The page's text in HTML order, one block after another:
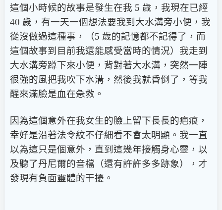
這個小時候的故事是發生在我 5 歲，我現在已經
40 歲，有一天一個想法要我到大水溝旁小便，我
從沒做過這種事，（5 歲的記憶都不記得了，而
這個故事到目前我還能感受當時的情況）我走到
大水溝旁蹲下來小便，背對著大水溝，突然一陣
很強的風把我吹下水溝，然後我就昏倒了，等我
醒來滿臉是血在急救。
因為這個意外在我女生的臉上留下長長的疤痕，
幸好是沿著法令紋不仔細看不會太明顯。 我一直
以為這只是個意外，直到這幾年接觸身心靈，以
及聽了丹尼爾的音檔（還有許許多多跡象），才
發現有負面靈體的干擾。